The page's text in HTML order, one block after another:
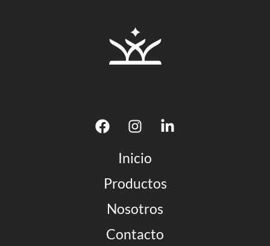
Inicio
Productos
Nosotros
Contacto